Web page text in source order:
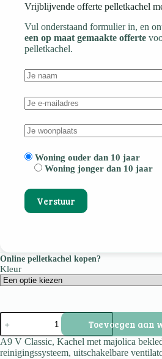
Vrijblijvende offerte pelletkachel
Vul onderstaand formulier in, en
een op maat gemaakte offerte
pelletkachel.
Woning ouder dan 10 jaar
Woning jonger dan 10 jaar
Online pelletkachel kopen?
Kleur
A9
V
Classic
aantal
Toevoegen aan
A9 V Classic, Kachel met majolica
reinigingssysteem, uitschakelbare